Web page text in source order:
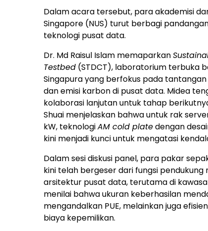
Dalam acara tersebut, para akademisi
Singapore (NUS) turut berbagi
teknologi pusat data.
Dr. Md Raisul Islam memaparkan
Testbed (STDCT), laboratorium terbuka
Singapura yang berfokus pada
dan emisi karbon di pusat data. Midea
kolaborasi lanjutan untuk tahap
Shuai menjelaskan bahwa untuk rak
kW, teknologiAM cold platedengan
kini menjadi kunci untuk mengatasi
Dalam sesi diskusi panel, para pakar
kini telah bergeser dari fungsi pendukung
arsitektur pusat data, terutama di
menilai bahwa ukuran keberhasilan
mengandalkan PUE, melainkan juga
biaya kepemilikan.